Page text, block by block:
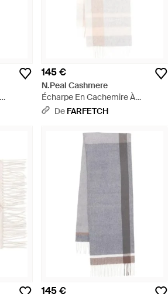
145 €
N.Peal Cashmere
Écharpe En Cachemire À
Carreaux - Blanc
De FARFETCH
145 €